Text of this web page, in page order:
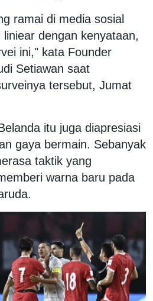
ramai di media sosial
dengan kenyataan,
ini," kata Founder
Setiawan saat
tersebut, Jumat
itu juga diapresiasi
gaya bermain. Sebanyak
taktik yang
warna baru pada